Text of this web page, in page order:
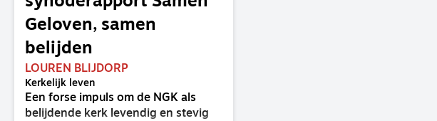
Geloven, samen
belijden
LOUREN BLIJDORP
Kerkelijk leven
Een forse impuls om de NGK als
belijdende kerk levendig en stevig